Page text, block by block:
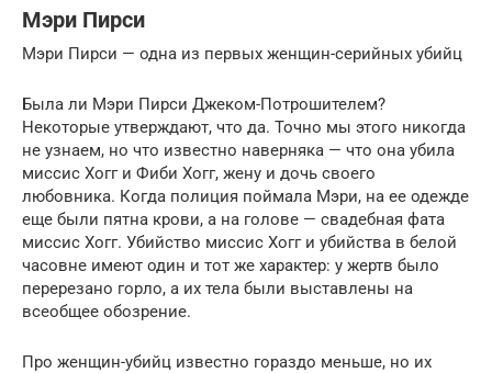
Мэри Пирси
Мэри Пирси — одна из первых женщин-серийных убийц
Была ли Мэри Пирси Джеком-Потрошителем?
Некоторые утверждают, что да. Точно мы этого никогда
не узнаем, но что известно наверняка — что она убила
миссис Хогг и Фиби Хогг, жену и дочь своего
любовника. Когда полиция поймала Мэри, на ее одежде
еще были пятна крови, а на голове — свадебная фата
миссис Хогг. Убийство миссис Хогг и убийства в белой
часовне имеют один и тот же характер: у жертв было
перерезано горло, а их тела были выставлены на
всеобщее обозрение.
Про женщин-убийц известно гораздо меньше, но их